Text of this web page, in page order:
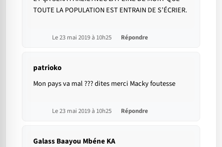
TOUTE LA POPULATION EST ENTRAIN DE S’ÉCRIER.
Le 23 mai 2019 à 10h25 Répondre
patrioko
Mon pays va mal ??? dites merci Macky foutesse
Le 23 mai 2019 à 10h25 Répondre
Galass Baayou Mbéne KA